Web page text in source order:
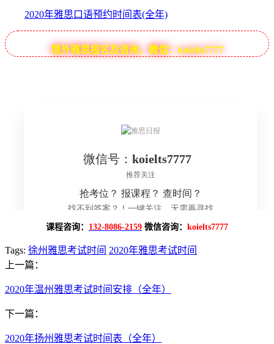
2020年雅思口语预约时间表(全年)
境外雅思报名及咨询，微信：koielts7777
课程咨询： 132-8086-2159 微信咨询： koielts7777
Tags: 徐州雅思考试时间 2020年雅思考试时间
上一篇：
2020年温州雅思考试时间安排（全年）
下一篇：
2020年扬州雅思考试时间表（全年）